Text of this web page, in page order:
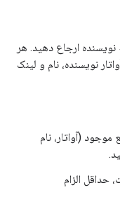
ارجاع دهید. هر
نویسنده، نام و لینک
موجود (آواتار، نام
حداقل الزام